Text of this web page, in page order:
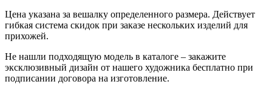
Цена указана за вешалку определенного размера. Действует
гибкая система скидок при заказе нескольких изделий для
прихожей.
Не нашли подходящую модель в каталоге – закажите
эксклюзивный дизайн от нашего художника бесплатно при
подписании договора на изготовление.